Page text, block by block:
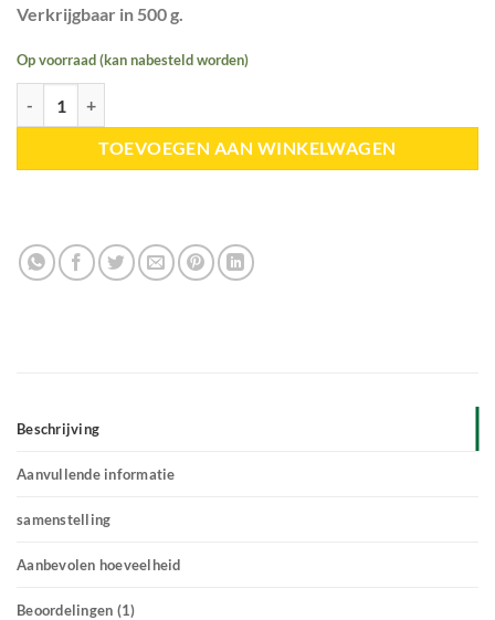
Verkrijgbaar in 500 g.
Op voorraad (kan nabesteld worden)
TOEVOEGEN AAN WINKELWAGEN
Beschrijving
Aanvullende informatie
samenstelling
Aanbevolen hoeveelheid
Beoordelingen (1)